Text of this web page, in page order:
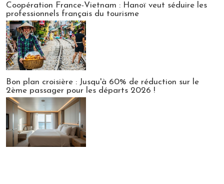
Coopération France-Vietnam : Hanoï veut séduire les
professionnels français du tourisme
Bon plan croisière : Jusqu'à 60% de réduction sur le
2ème passager pour les départs 2026 !